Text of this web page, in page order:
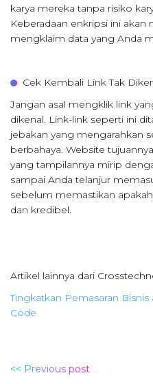
karya mereka tanpa risiko
Keberadaan enkripsi ini
mengklaim data yang Anda
Cek Kembali Link Tak
Jangan asal mengklik link
dikenal. Link-link seperti ini
jebakan yang mengarahkan
berbahaya. Website
yang tampilannya mirip
sampai Anda telanjur
sebelum memastikan
dan kredibel.
Artikel lainnya dari
Tingkatkan Pemasaran
Code
<< Previous post